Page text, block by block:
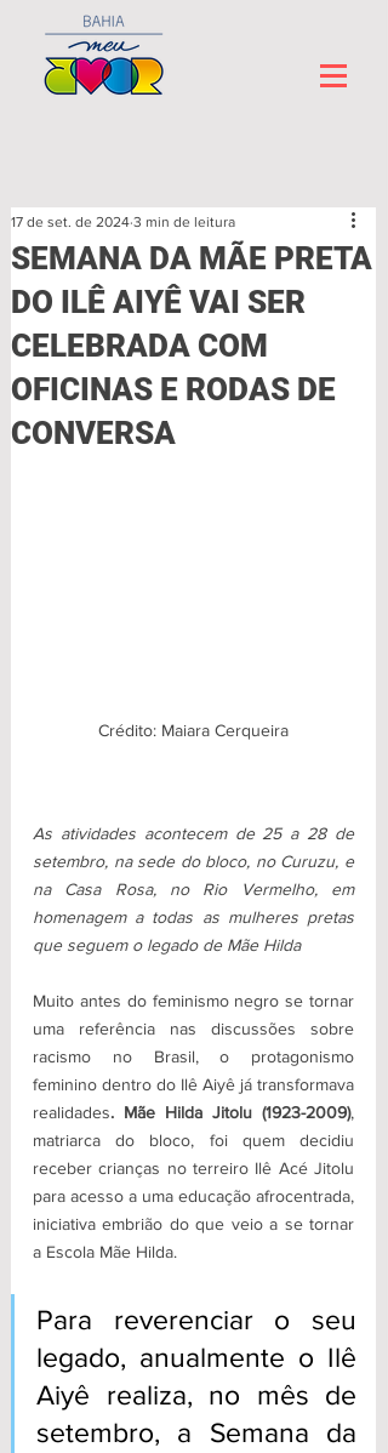
SEMANA DA MÃE PRETA
DO ILÊ AIYÊ VAI SER
CELEBRADA COM
OFICINAS E RODAS DE
CONVERSA
17 de set. de 2024 3 min de leitura
Crédito: Maiara Cerqueira
As atividades acontecem de 25 a 28 de
setembro, na sede do bloco, no Curuzu, e
na Casa Rosa, no Rio Vermelho, em
homenagem a todas as mulheres pretas
que seguem o legado de Mãe Hilda
Muito antes do feminismo negro se tornar
uma referência nas discussões sobre
racismo no Brasil, o protagonismo
feminino dentro do Ilê Aiyê já transformava
realidades. Mãe Hilda Jitolu (1923-2009),
matriarca do bloco, foi quem decidiu
receber crianças no terreiro Ilê Acé Jitolu
para acesso a uma educação afrocentrada,
iniciativa embrião do que veio a se tornar
a Escola Mãe Hilda.
Para reverenciar o seu
legado, anualmente o Ilê
Aiyê realiza, no mês de
setembro, a Semana da